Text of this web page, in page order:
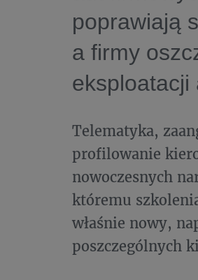
poprawiają
a firmy
Telematyka,
profilowanie
nowoczesnych
któremu
właśnie nowy,
poszczególnych